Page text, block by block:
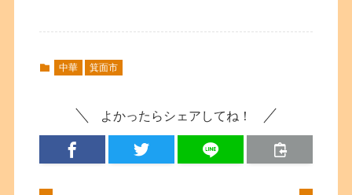
中華 箕面市
よかったらシェアしてね！